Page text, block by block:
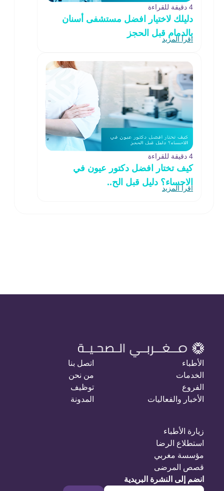
4 دقيقة للقراءة
دليلك لاختيار افضل مستشفى أسنان
بالدمام قبل الحجز
اقرأ المزيد
4 دقيقة للقراءة
كيف تختار افضل دكتور عيون في
الاحساء؟ دليل قبل الح..
اقرأ المزيد
الأطباء
الخدمات
الفروع
الأخبار والفعاليات
اتصل بنا
من نحن
توظيف
المدونة
زيارة الأطباء
استطلاع الرضا
مؤسسة مغربي
قصص المرضى
انضم إلى النشرة البريدية